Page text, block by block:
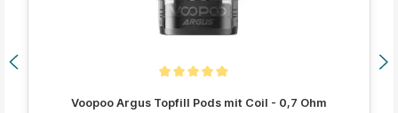
Voopoo Argus Topfill Pods mit Coil - 0,7 Ohm